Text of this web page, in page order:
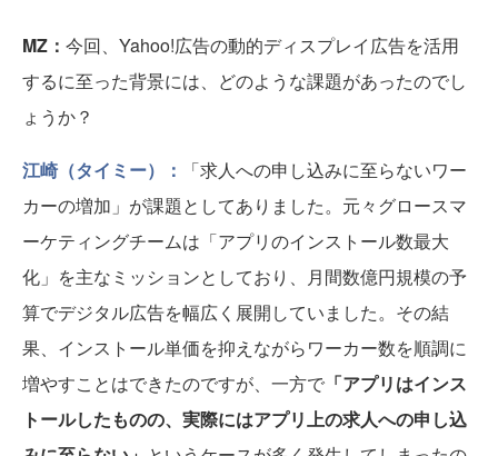
MZ： 今回、Yahoo!広告の動的ディスプレイ広告を活用
するに至った背景には、どのような課題があったのでし
ょうか？
江崎（タイミー）：
「求人への申し込みに至らないワー
カーの増加」が課題としてありました。元々グロースマ
ーケティングチームは「アプリのインストール数最大
化」を主なミッションとしており、月間数億円規模の予
算でデジタル広告を幅広く展開していました。その結
果、インストール単価を抑えながらワーカー数を順調に
増やすことはできたのですが、一方で 「アプリはインス
トールしたものの、実際にはアプリ上の求人への申し込